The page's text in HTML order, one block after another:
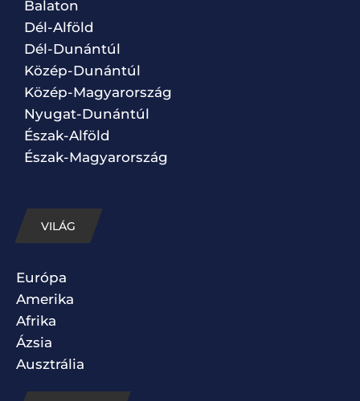
Balaton
Dél-Alföld
Dél-Dunántúl
Közép-Dunántúl
Közép-Magyarország
Nyugat-Dunántúl
Észak-Alföld
Észak-Magyarország
VILÁG
Európa
Amerika
Afrika
Ázsia
Ausztrália